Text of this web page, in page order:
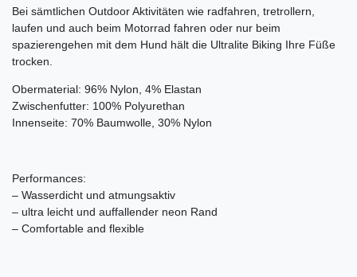
Bei sämtlichen Outdoor Aktivitäten wie radfahren, tretrollern,
laufen und auch beim Motorrad fahren oder nur beim
spazierengehen mit dem Hund hält die Ultralite Biking Ihre Füße
trocken.
Obermaterial: 96% Nylon, 4% Elastan
Zwischenfutter: 100% Polyurethan
Innenseite: 70% Baumwolle, 30% Nylon
Performances:
– Wasserdicht und atmungsaktiv
– ultra leicht und auffallender neon Rand
– Comfortable and flexible